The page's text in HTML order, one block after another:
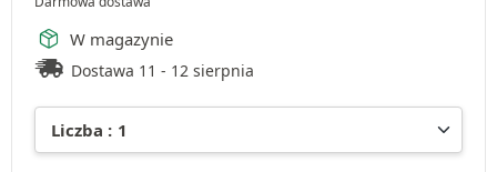
W magazynie
Dostawa 11 - 12 sierpnia